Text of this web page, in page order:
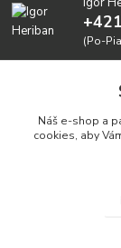
(Po-
Náš e-shop a
cookies, aby